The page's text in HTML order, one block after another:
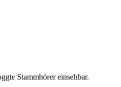
Stammhörer einsehbar.